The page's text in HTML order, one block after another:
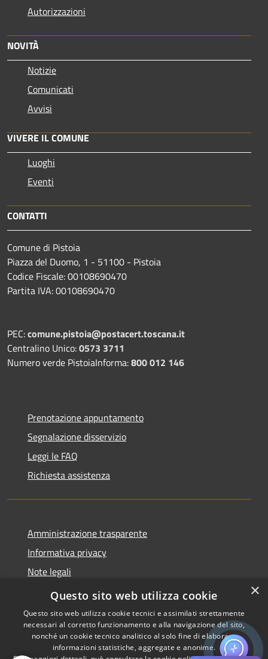
Autorizzazioni
NOVITÀ
Notizie
Comunicati
Avvisi
VIVERE IL COMUNE
Luoghi
Eventi
CONTATTI
Comune di Pistoia
Piazza del Duomo, 1 - 51100 - Pistoia
Codice Fiscale: 00108690470
Partita IVA: 00108690470
PEC:comune.pistoia@postacert.toscana.it
Centralino Unico:0573 3711
Numero verde PistoiaInforma:800 012 146
Prenotazione appuntamento
Segnalazione disservizio
Leggi le FAQ
Richiesta assistenza
Amministrazione trasparente
Informativa privacy
Note legali
Dichiarazione di accessibilità
Copyright © 2026 • Comune di
×
Questo sito web utilizza cookie
Questo sito web utilizza cookie tecnici e assimilati strettamente
necessari al corretto funzionamento e alla navigazione del sito,
nonché un cookie tecnico analitico al solo fine di elaborare
informazioni statistiche, aggregate e anonime.